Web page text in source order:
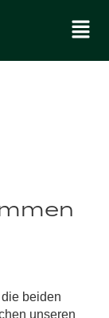
beiden
unseren